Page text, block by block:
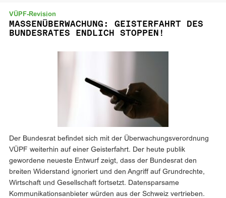
VÜPF-Revision
MASSENÜBERWACHUNG: GEISTERFAHRT DES
BUNDESRATES ENDLICH STOPPEN!
Der Bundesrat befindet sich mit der Überwachungsverordnung
VÜPF weiterhin auf einer Geisterfahrt. Der heute publik
gewordene neueste Entwurf zeigt, dass der Bundesrat den
breiten Widerstand ignoriert und den Angriff auf Grundrechte,
Wirtschaft und Gesellschaft fortsetzt. Datensparsame
Kommunikationsanbieter würden aus der Schweiz vertrieben.